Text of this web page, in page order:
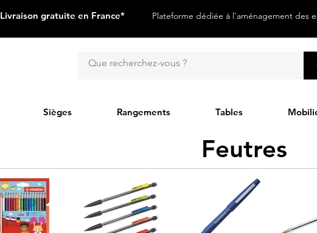
Livraison gratuite en France*
Plateforme dédiée à l'aménagement des
Sièges Rangements Tables
Feutres